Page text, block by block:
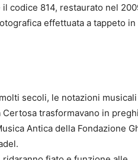
codice 814, restaurato nel
effettuata a tappeto in
secoli, le notazioni musicali
Certosa trasformavano in
Antica della Fondazione